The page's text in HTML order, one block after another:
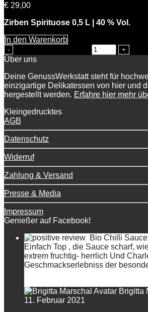
€ 29,00
Zirben Spirituose 0,5 L | 40 % Vol.
In den Warenkorb
Über uns
Deine GenussWerkstatt steht für
einzigartige Delikatessen von hier und
hergestellt werden. Erfahre hier mehr
Kleingedrucktes
AGB
Datenschutz
Widerruf
Zahlung & Versand
Presse & Media
Impressum
Genießer auf Facebook!
Bio Chilli
Einfach Top , die Sauce scharf,
extrem fruchtig- herrlich Und
Geschmackserlebniss der
Brigitta
11. Februar 2021